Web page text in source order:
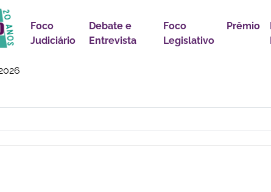
Foco
Judiciário
Debate e
Entrevista
Foco
Legislativo
Prêmio